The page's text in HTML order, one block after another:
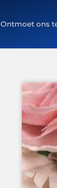
Ontmoet ons